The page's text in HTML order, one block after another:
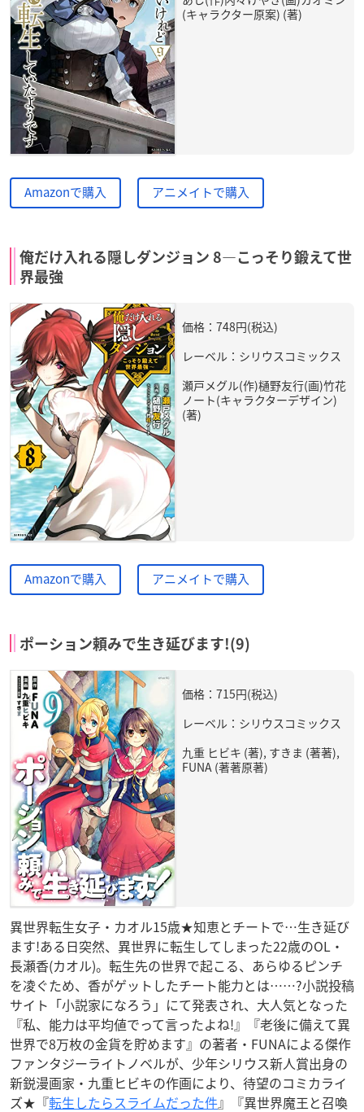
(キャラクター原案) (著)
Amazonで購入 アニメイトで購入
俺だけ入れる隠しダンジョン 8―こっそり鍛えて世
界最強
価格：748円(税込)
レーベル：シリウスコミックス
瀬戸メグル(作)樋野友行(画)竹花
ノート(キャラクターデザイン)
(著)
Amazonで購入 アニメイトで購入
ポーション頼みで生き延びます!(9)
価格：715円(税込)
レーベル：シリウスコミックス
九重 ヒビキ (著), すきま (著著),
FUNA (著著原著)
異世界転生女子・カオル15歳★知恵とチートで…生き延び
ます!ある日突然、異世界に転生してしまった22歳のOL・
長瀬香(カオル)。転生先の世界で起こる、あらゆるピンチ
を凌ぐため、香がゲットしたチート能力とは……?小説投稿
サイト「小説家になろう」にて発表され、大人気となった
『私、能力は平均値でって言ったよね!』『老後に備えて異
世界で8万枚の金貨を貯めます』の著者・FUNAによる傑作
ファンタジーライトノベルが、少年シリウス新人賞出身の
新鋭漫画家・九重ヒビキの作画により、待望のコミカライ
ズ★『転生したらスライムだった件』『異世界魔王と召喚